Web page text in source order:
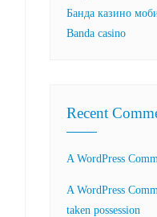
Банда казино
Banda casino
Recent
A WordPress
A WordPress
taken possession